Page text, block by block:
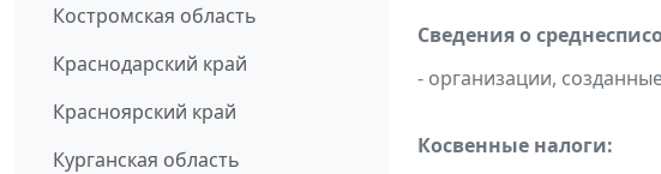
Костромская область
Краснодарский край
Красноярский край
Курганская область
Сведения о
- организации,
Косвенные налоги: